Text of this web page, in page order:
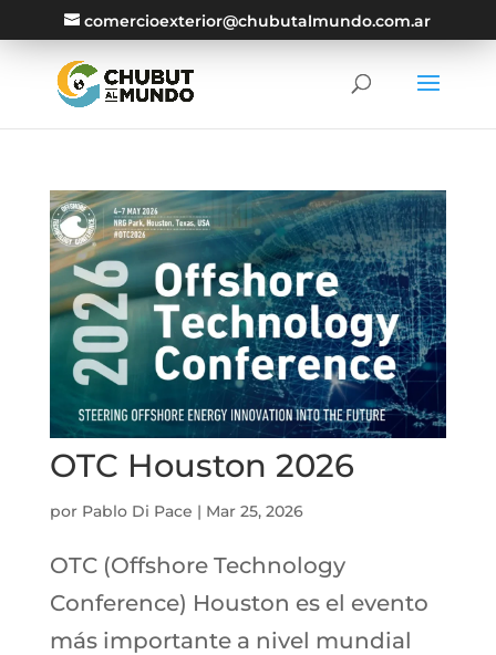
comercioexterior@chubutalmundo.com.ar
OTC Houston 2026
por Pablo Di Pace | Mar 25, 2026
OTC (Offshore Technology
Conference) Houston es el evento
más importante a nivel mundial